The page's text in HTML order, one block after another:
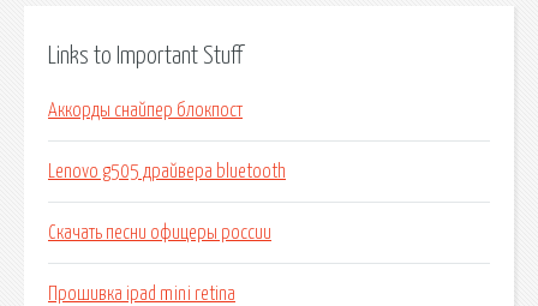
Links to Important Stuff
Аккорды снайпер блокпост
Lenovo g505 драйвера bluetooth
Скачать песни офицеры россии
Прошивка ipad mini retina